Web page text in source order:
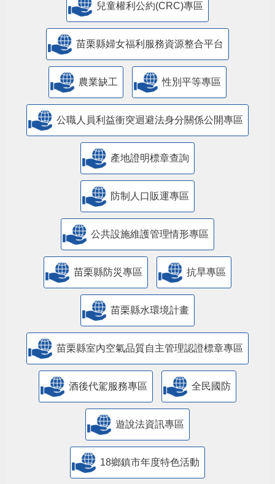
兒童權利公約(CRC)專區
苗栗縣婦女福利服務資源整合平台
農業缺工 性別平等專區
公職人員利益衝突迴避法身分關係公開專區
產地證明標章查詢
防制人口販運專區
​公共設施維護管理情形專區
苗栗縣防災專區 抗旱專區
苗栗縣水環境計畫
苗栗縣室內空氣品質自主管理認證標章專區
酒後代駕服務專區 全民國防
遊說法資訊專區
18鄉鎮市年度特色活動